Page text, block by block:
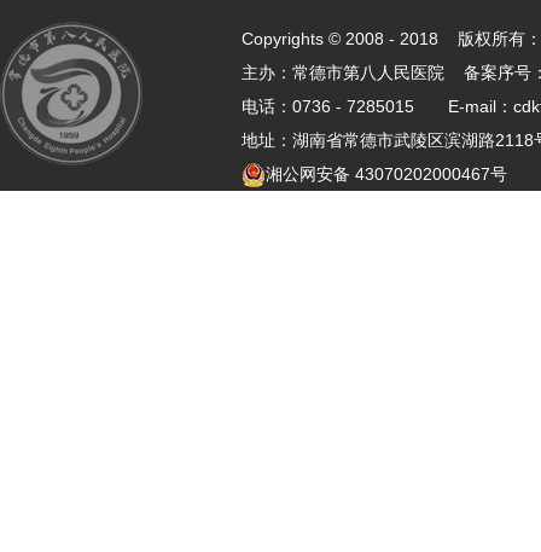
Copyrights © 2008 - 2018 版权所有
主办：常德市第八人民医院 备案序号
电话：0736 - 7285015 E-mail：
地址：湖南省常德市武陵区滨湖路
湘公网安备 43070202000467号